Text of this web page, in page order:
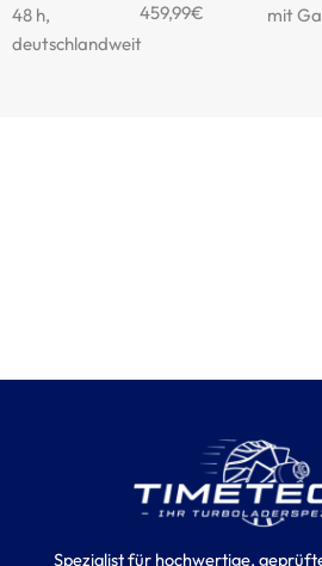
48 h,
deutschlandweit
459,99€
mit
Spezialist für hochwertige,